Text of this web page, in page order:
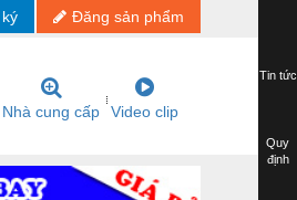
Đăng sản phẩm
Nhà cung cấp Video clip
Tin tức
Quy
định